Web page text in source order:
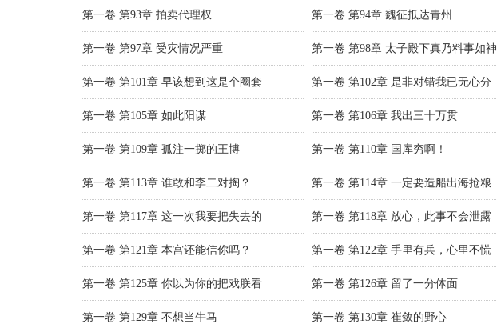
第一卷 第93章 拍卖代理权 第一卷 第94章 魏征抵达青州
第一卷 第97章 受灾情况严重 第一卷 第98章 太子殿下真乃料事如神
第一卷 第101章 早该想到这是个圈套 第一卷 第102章 是非对错我已无心分
第一卷 第105章 如此阳谋 第一卷 第106章 我出三十万贯
第一卷 第109章 孤注一掷的王博 第一卷 第110章 国库穷啊！
第一卷 第113章 谁敢和李二对掏？ 第一卷 第114章 一定要造船出海抢粮
第一卷 第117章 这一次我要把失去的 第一卷 第118章 放心，此事不会泄露
第一卷 第121章 本宫还能信你吗？ 第一卷 第122章 手里有兵，心里不慌
第一卷 第125章 你以为你的把戏朕看 第一卷 第126章 留了一分体面
第一卷 第129章 不想当牛马 第一卷 第130章 崔敛的野心